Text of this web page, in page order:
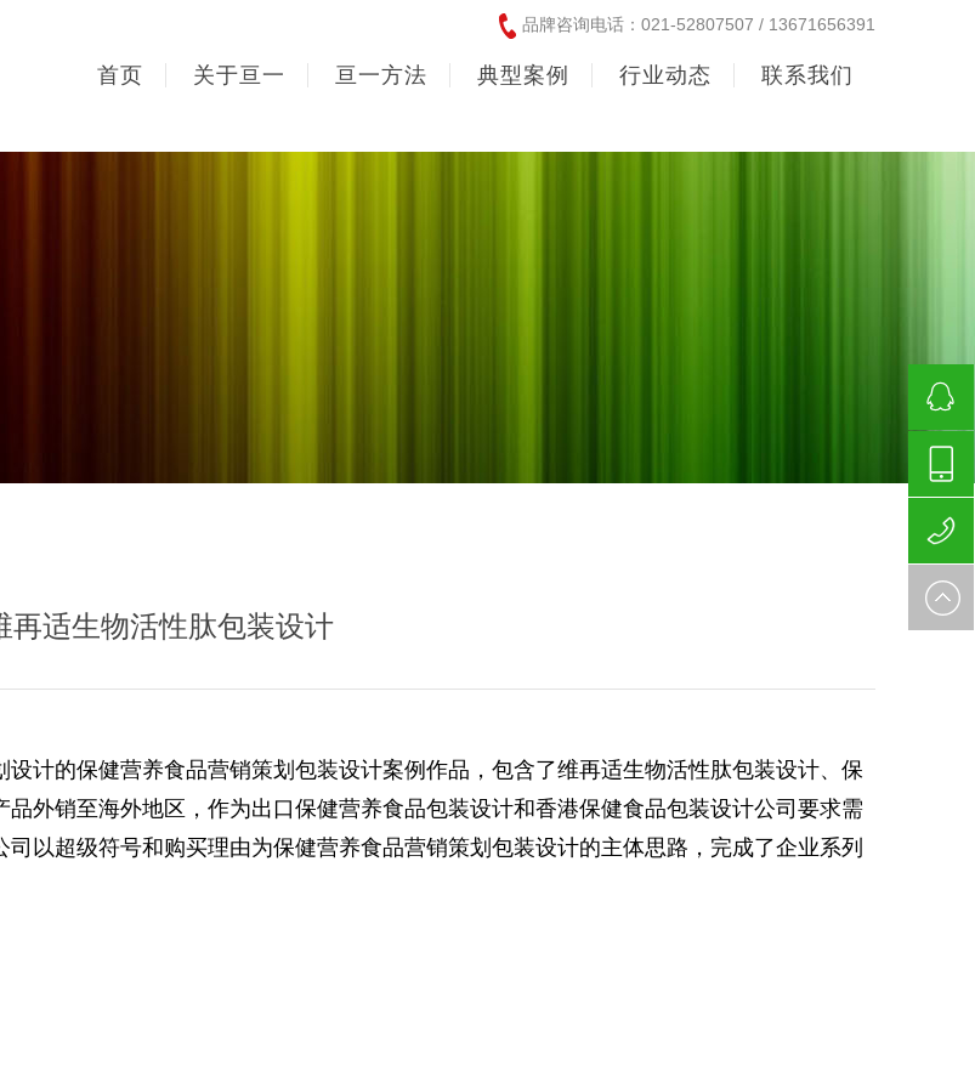
品牌咨询电话：021-52807507 / 13671656391
首页 关于亘一 亘一方法 典型案例 行业动态 联系我们
再适生物活性肽包装设计
设计的保健营养食品营销策划包装设计案例作品，包含了维再适生物活性肽包装设计、保
品外销至海外地区，作为出口保健营养食品包装设计和香港保健食品包装设计公司要求需
以超级符号和购买理由为保健营养食品营销策划包装设计的主体思路，完成了企业系列
021-